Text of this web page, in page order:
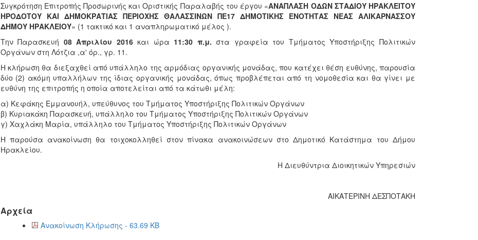
Συγκρότηση Επιτροπής Προσωρινής και Οριστικής Παραλαβής του έργου «ΑΝΑΠΛΑΣΗ ΟΔΩΝ ΣΤΑΔΙΟΥ ΗΡΑΚΛΕΙΤΟΥ
ΗΡΟΔΟΤΟΥ ΚΑΙ ΔΗΜΟΚΡΑΤΙΑΣ ΠΕΡΙΟΧΗΣ ΘΑΛΑΣΣΙΝΩΝ ΠΕ17 ΔΗΜΟΤΙΚΗΣ ΕΝΟΤΗΤΑΣ ΝΕΑΣ ΑΛΙΚΑΡΝΑΣΣΟΥ
ΔΗΜΟΥ ΗΡΑΚΛΕΙΟΥ» (1 τακτικό και 1 αναπληρωματικό μέλος ).
Την Παρασκευή 08 Απριλίου 2016και ώρα 11:30 π.μ. στα γραφεία του Τμήματος Υποστήριξης Πολιτικών
Οργάνων στη Λότζια ,α' όρ., γρ. 11.
Η κλήρωση θα διεξαχθεί από υπάλληλο της αρμόδιας οργανικής μονάδας, που κατέχει θέση ευθύνης, παρουσία
δύο (2) ακόμη υπαλλήλων της ίδιας οργανικής μονάδας, όπως προβλέπεται από τη νομοθεσία και θα γίνει με
ευθύνη της επιτροπής η οποία αποτελείται από τα κάτωθι μέλη:
α) Κεφάκης Εμμανουήλ, υπεύθυνος του Τμήματος Υποστήριξης Πολιτικών Οργάνων
β) Κυριακάκη Παρασκευή, υπάλληλο του Τμήματος Υποστήριξης Πολιτικών Οργάνων
γ) Χαχλάκη Μαρία, υπάλληλο του Τμήματος Υποστήριξης Πολιτικών Οργάνων
Η παρούσα ανακοίνωση θα τοιχοκολληθεί στον πίνακα ανακοινώσεων στο Δημοτικό Κατάστημα του Δήμου
Ηρακλείου.
Η Διευθύντρια Διοικητικών Υπηρεσιών
ΑΙΚΑΤΕΡΙΝΗ ΔΕΣΠΟΤΑΚΗ
Αρχεία
Ανακοίνωση Κλήρωσης - 63.69 KB